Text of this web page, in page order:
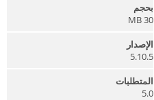
بحجم
30 MB
الإصدار
5.10.5
المتطلبات
5.0